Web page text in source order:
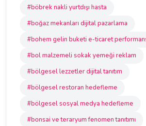
#böbrek nakli yurtdışı hasta
#boğaz mekanları dijital pazarlama
#bohem gelin buketi e-ticaret
#bol malzemeli sokak yemeği reklam
#bölgesel lezzetler dijital tanıtım
#bölgesel restoran hedefleme
#bölgesel sosyal medya hedefleme
#bonsai ve teraryum fenomen tanıtımı